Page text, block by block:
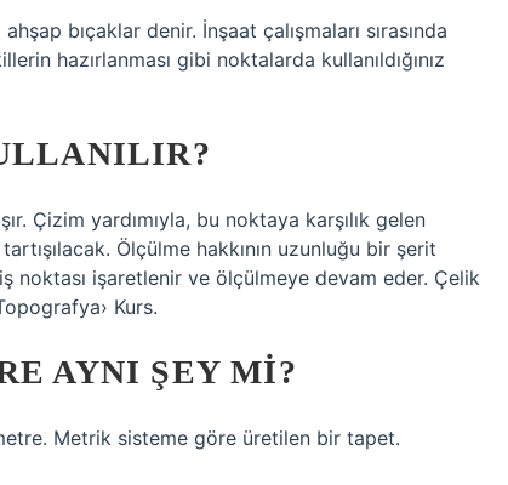
bıçaklar denir. İnşaat çalışmaları sırasında
hazırlanması gibi noktalarda kullanıldığınız
Çizim yardımıyla, bu noktaya karşılık gelen
Ölçülme hakkının uzunluğu bir şerit
noktası işaretlenir ve ölçülmeye devam eder. Çelik
Kurs.
AYNI ŞEY MI?
Metrik sisteme göre üretilen bir tapet.